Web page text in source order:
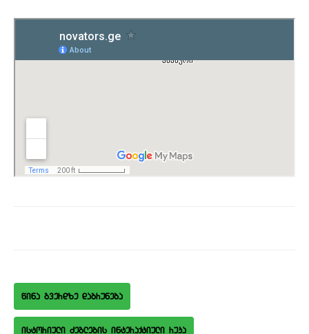
wina gverdze dabruneba
istoriuli Zeglebis interaqtiuli ruka